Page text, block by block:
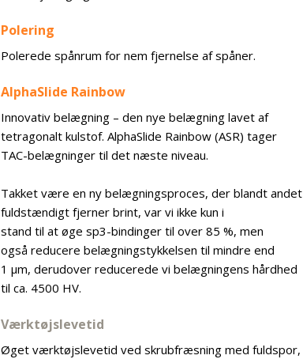
Polering
Polerede spånrum for nem fjernelse af spåner.
AlphaSlide Rainbow
Innovativ belægning – den nye belægning lavet af
tetragonalt kulstof. AlphaSlide Rainbow (ASR) tager
TAC-belægninger til det næste niveau.
Takket være en ny belægningsproces, der blandt andet
fuldstændigt fjerner brint, var vi ikke kun i
stand til at øge sp3-bindinger til over 85 %, men
også reducere belægningstykkelsen til mindre end
1 μm, derudover reducerede vi belægningens hårdhed
til ca. 4500 HV.
Værktøjslevetid
Øget værktøjslevetid ved skrubfræsning med fuldspor,